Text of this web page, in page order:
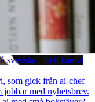
svenska – och kan vi
som gick från ai-chef
med nyhetsbrev.